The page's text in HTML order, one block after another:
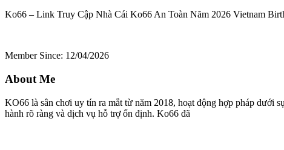
Ko66 – Link Truy Cập Nhà Cái Ko66 An Toàn Năm 2026 Vietnam
Member Since: 12/04/2026
About Me
KO66 là sân chơi uy tín ra mắt từ năm 2018, hoạt động hợp pháp dưới
hành rõ ràng và dịch vụ hỗ trợ ổn định. Ko66 đã